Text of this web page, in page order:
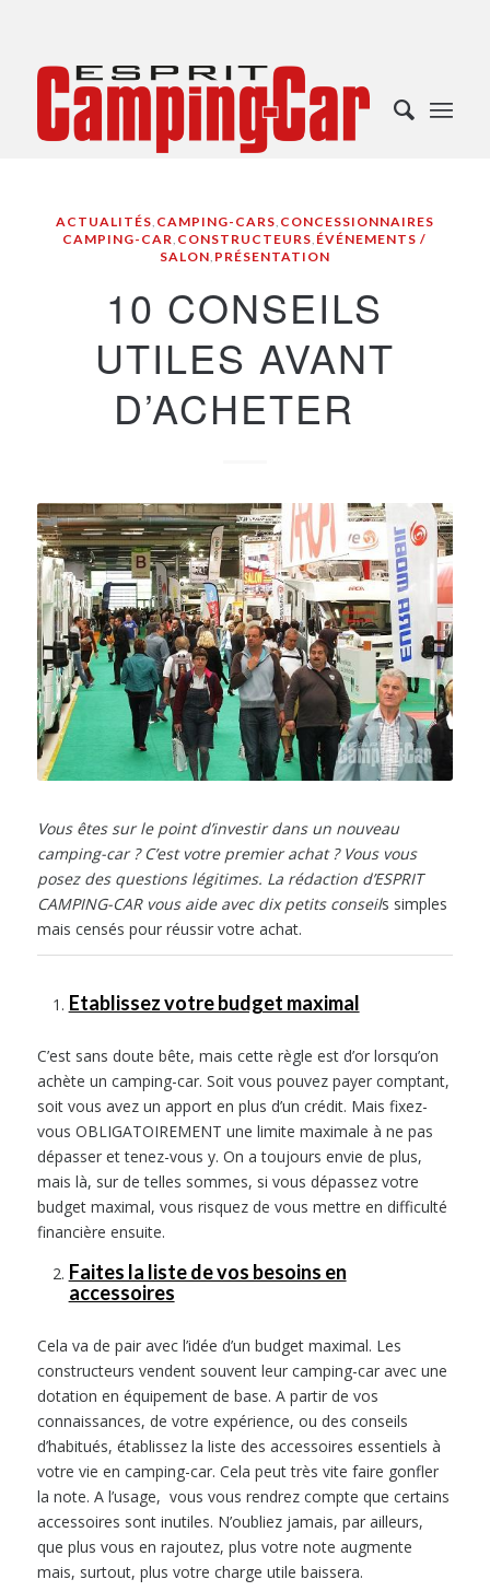
ACTUALITÉS, CAMPING-CARS, CONCESSIONNAIRES
CAMPING-CAR, CONSTRUCTEURS, ÉVÉNEMENTS /
SALON, PRÉSENTATION
10 CONSEILS
UTILES AVANT
D’ACHETER
Vous êtes sur le point d’investir dans un nouveau
camping-car ? C’est votre premier achat ? Vous vous
posez des questions légitimes. La rédaction d’ESPRIT
CAMPING-CAR vous aide avec dix petits conseils simples
mais censés pour réussir votre achat.
Etablissez votre budget maximal
C’est sans doute bête, mais cette règle est d’or lorsqu’on
achète un camping-car. Soit vous pouvez payer comptant,
soit vous avez un apport en plus d’un crédit. Mais fixez-
vous OBLIGATOIREMENT une limite maximale à ne pas
dépasser et tenez-vous y. On a toujours envie de plus,
mais là, sur de telles sommes, si vous dépassez votre
budget maximal, vous risquez de vous mettre en difficulté
financière ensuite.
Faites la liste de vos besoins en
accessoires
Cela va de pair avec l’idée d’un budget maximal. Les
constructeurs vendent souvent leur camping-car avec une
dotation en équipement de base. A partir de vos
connaissances, de votre expérience, ou des conseils
d’habitués, établissez la liste des accessoires essentiels à
votre vie en camping-car. Cela peut très vite faire gonfler
la note. A l’usage, vous vous rendrez compte que certains
accessoires sont inutiles. N’oubliez jamais, par ailleurs,
que plus vous en rajoutez, plus votre note augmente
mais, surtout, plus votre charge utile baissera.